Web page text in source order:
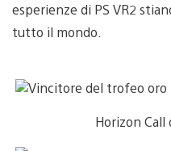
esperienze di PS VR2
tutto il mondo.
Horizon